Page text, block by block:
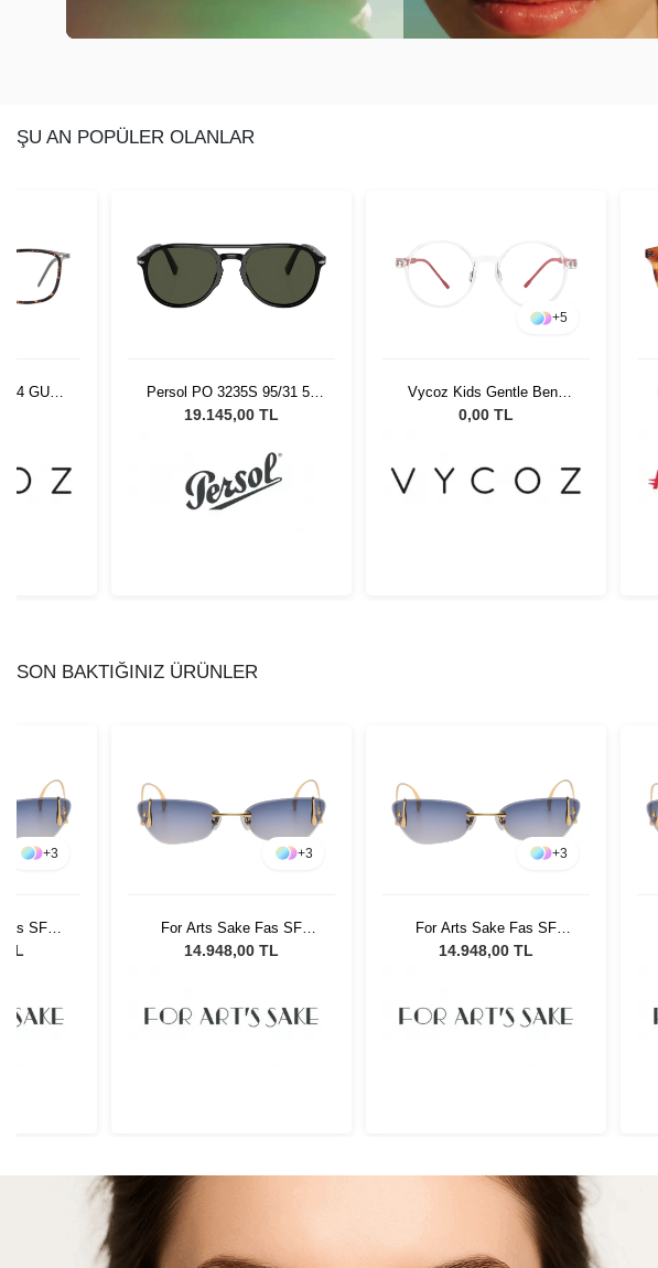
ŞU AN POPÜLER OLANLAR
GUN-
Persol PO 3235S 95/31 55
Unisex Güneş Gözlüğü
19.145,00 TL
+5
Vycoz Kids Gentle Benn
CRT 46-17 135
0,00 TL
SON BAKTIĞINIZ ÜRÜNLER
+3
SF
TL
+3
For Arts Sake Fas SF
033BL Kadın Güneş
14.948,00 TL
+3
For Arts Sake Fas SF
033BL Kadın Güneş
14.948,00 TL